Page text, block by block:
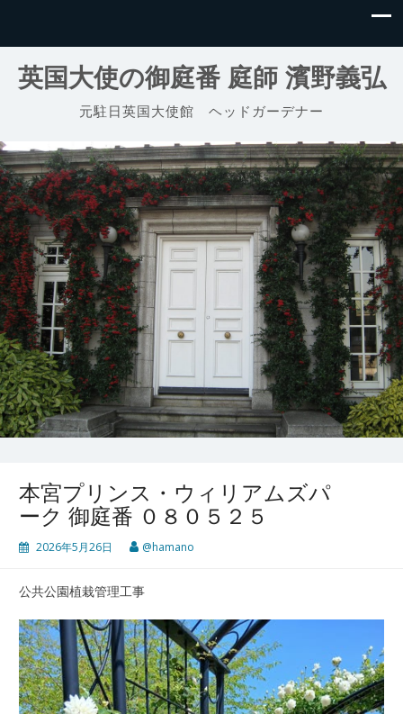
英国大使の御庭番 庭師 濱野義弘
元駐日英国大使館 ヘッドガーデナー
本宮プリンス・ウィリアムズパ
ーク 御庭番 ０８０５２５
2026年5月26日 @hamano
公共公園植栽管理工事